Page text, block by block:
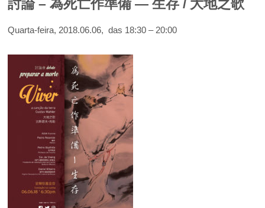
討論 – 為死亡作準備 — 生存 / 大地之歌
Quarta-feira, 2018.06.06, das 18:30 – 20:00